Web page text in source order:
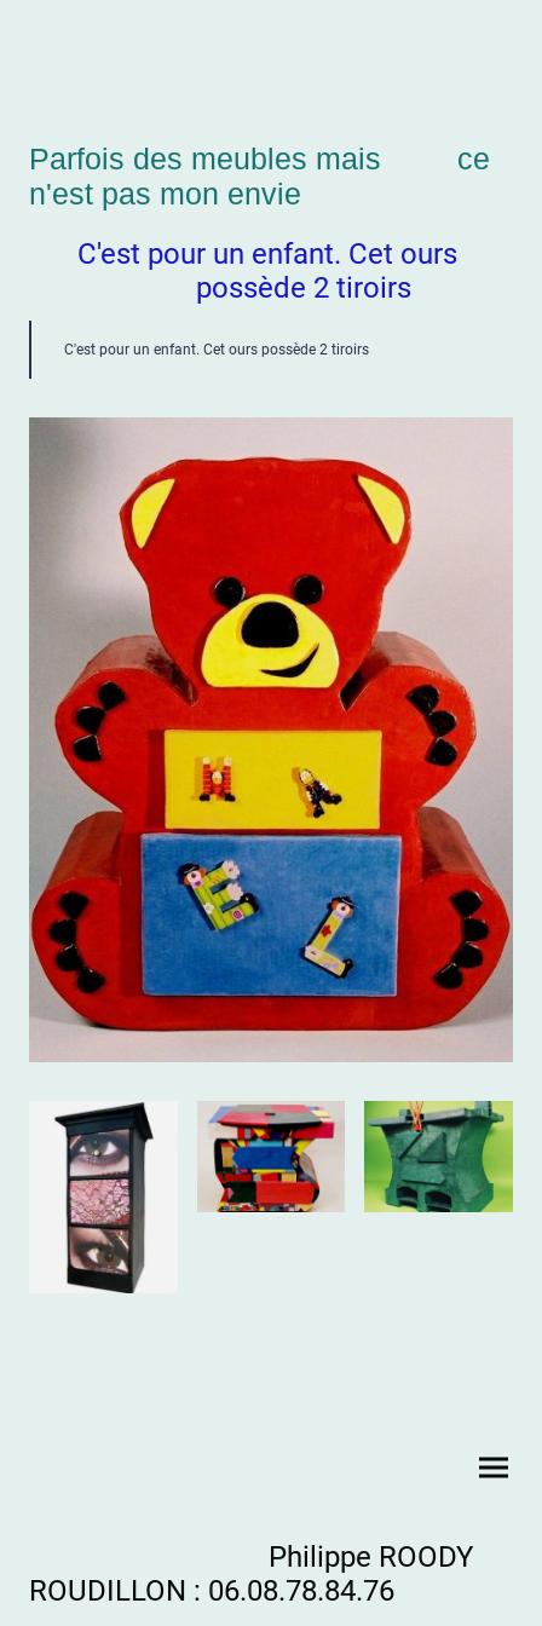
Parfois des meubles mais ce
n'est pas mon envie
C'est pour un enfant. Cet ours
possède 2 tiroirs
C'est pour un enfant. Cet ours possède 2 tiroirs
Philippe ROODY
ROUDILLON : 06.08.78.84.76